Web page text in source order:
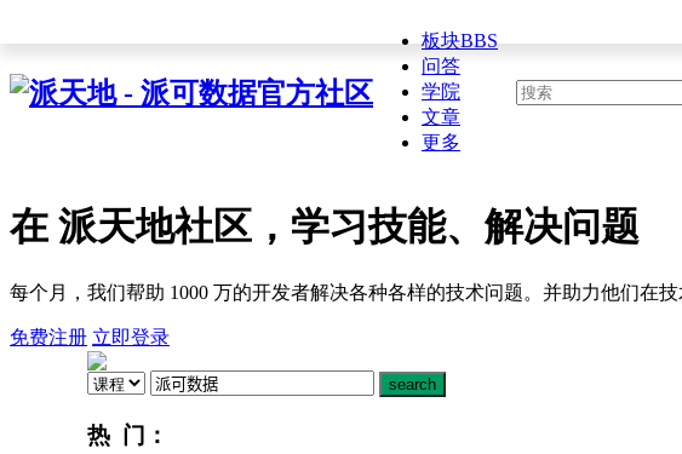
板块BBS
问答
学院
文章
更多
在 派天地社区，学习技能、解决问题
每个月，我们帮助 1000 万的开发者解决各种各样的技术问题。并助力他们在
免费注册 立即登录
热 门：